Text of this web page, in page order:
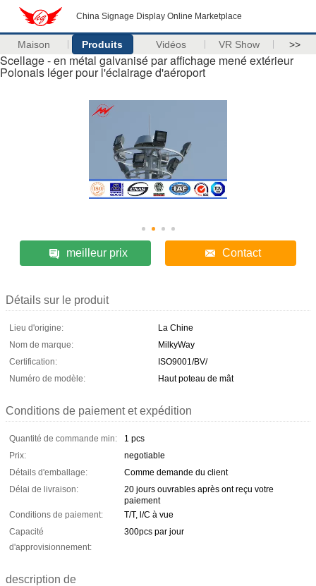
China Signage Display Online Marketplace
Maison Produits Vidéos VR Show >>
Scellage - en métal galvanisé par affichage mené extérieur
Polonais léger pour l'éclairage d'aéroport
meilleur prix Contact
Détails sur le produit
Lieu d'origine:
La Chine
Nom de marque:
MilkyWay
Certification:
ISO9001/BV/
Numéro de modèle:
Haut poteau de mât
Conditions de paiement et expédition
Quantité de commande min:
1 pcs
Prix:
negotiable
Détails d'emballage:
Comme demande du client
Délai de livraison:
20 jours ouvrables après ont reçu votre
paiement
Conditions de paiement:
T/T, l/C à vue
Capacité
d'approvisionnement:
300pcs par jour
description de